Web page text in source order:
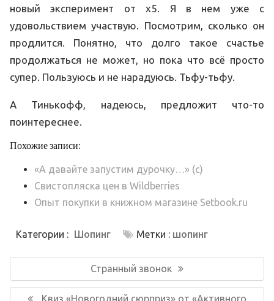
новый эксперимент от x5. Я в нем уже с
удовольствием участвую. Посмотрим, сколько он
продлится. Понятно, что долго такое счастье
продолжаться не может, но пока что всё просто
супер. Пользуюсь и не нарадуюсь. Тьфу-тьфу.
А Тинькофф, надеюсь, предложит что-то
поинтереснее.
Похожие записи:
«А давайте запустим дурочку…» (c)
Свистопляска цен в Wildberries
Опыт покупки в книжном магазине Setbook.ru
Категории : Шопинг Метки : шопинг
записям
Предыдущая
запись:
Странный звонок
Следующая
Квиз «Новогодний сюрприз» от «Активного